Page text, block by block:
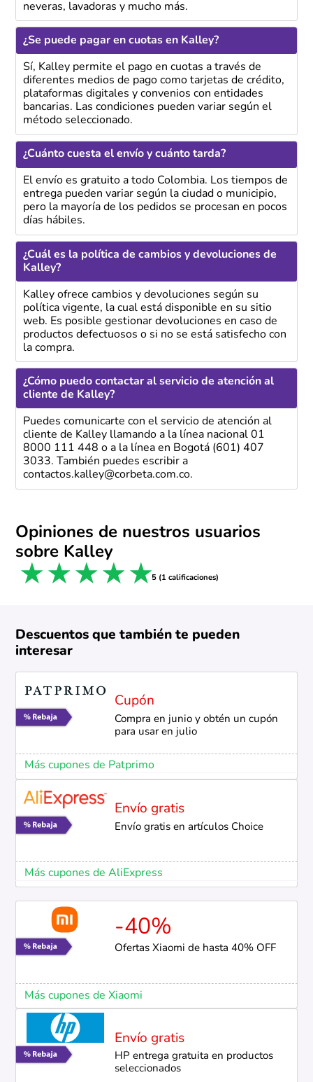
neveras, lavadoras y mucho más.
¿Se puede pagar en cuotas en Kalley?
Sí, Kalley permite el pago en cuotas a través de
diferentes medios de pago como tarjetas de crédito,
plataformas digitales y convenios con entidades
bancarias. Las condiciones pueden variar según el
método seleccionado.
¿Cuánto cuesta el envío y cuánto tarda?
El envío es gratuito a todo Colombia. Los tiempos de
entrega pueden variar según la ciudad o municipio,
pero la mayoría de los pedidos se procesan en pocos
días hábiles.
¿Cuál es la política de cambios y devoluciones de
Kalley?
Kalley ofrece cambios y devoluciones según su
política vigente, la cual está disponible en su sitio
web. Es posible gestionar devoluciones en caso de
productos defectuosos o si no se está satisfecho con
la compra.
¿Cómo puedo contactar al servicio de atención al
cliente de Kalley?
Puedes comunicarte con el servicio de atención al
cliente de Kalley llamando a la línea nacional 01
8000 111 448 o a la línea en Bogotá (601) 407
3033. También puedes escribir a
contactos.kalley@corbeta.com.co.
Opiniones de nuestros usuarios
sobre Kalley
5 stars
4 stars
3 stars
2 stars
1 star 5 (1 calificaciones)
Descuentos que también te pueden
interesar
Cupón
Compra en junio y obtén un cupón
para usar en julio
Más cupones de Patprimo
Envío gratis
Envío gratis en artículos Choice
Más cupones de AliExpress
-40%
Ofertas Xiaomi de hasta 40% OFF
Más cupones de Xiaomi
Envío gratis
HP entrega gratuita en productos
seleccionados